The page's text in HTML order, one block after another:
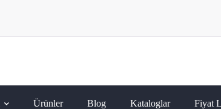
Ürünler Blog Kataloglar Fiyat